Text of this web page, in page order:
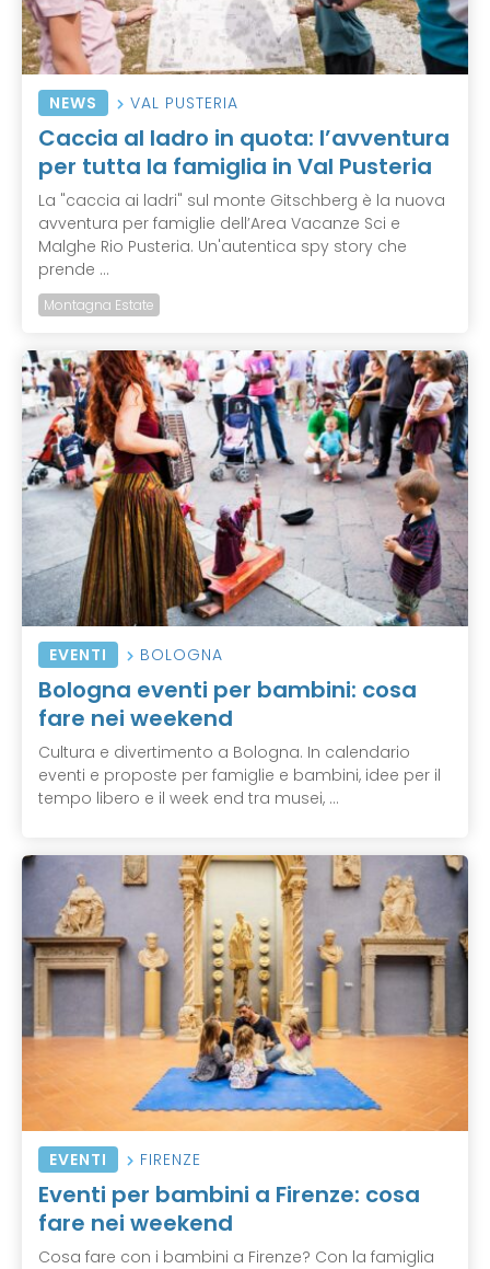
NEWS VAL PUSTERIA
Caccia al ladro in quota: l’avventura
per tutta la famiglia in Val Pusteria
La "caccia ai ladri" sul monte Gitschberg è la nuova
avventura per famiglie dell’Area Vacanze Sci e
Malghe Rio Pusteria. Un'autentica spy story che
prende ...
Montagna Estate
EVENTI BOLOGNA
Bologna eventi per bambini: cosa
fare nei weekend
Cultura e divertimento a Bologna. In calendario
eventi e proposte per famiglie e bambini, idee per il
tempo libero e il week end tra musei, ...
EVENTI FIRENZE
Eventi per bambini a Firenze: cosa
fare nei weekend
Cosa fare con i bambini a Firenze? Con la famiglia